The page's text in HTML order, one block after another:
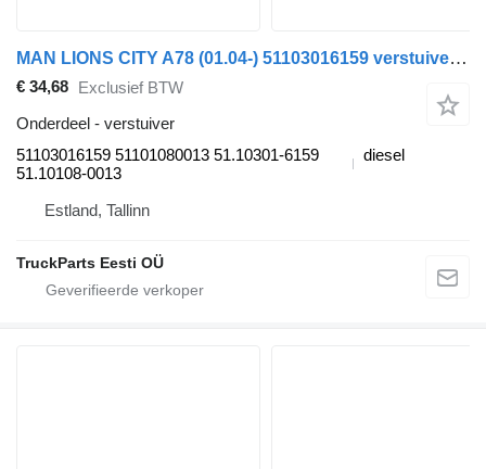
MAN LIONS CITY A78 (01.04-) 51103016159 verstuiver voor MAN Lion's bus (1991-)
€ 34,68 Exclusief BTW
Onderdeel - verstuiver
51103016159 51101080013 51.10301-6159
51.10108-0013
diesel
Estland, Tallinn
TruckParts Eesti OÜ